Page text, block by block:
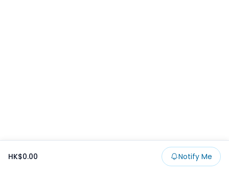
HK$0.00 Notify Me